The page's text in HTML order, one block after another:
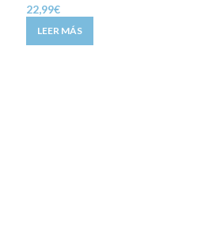
22,99€
LEER MÁS